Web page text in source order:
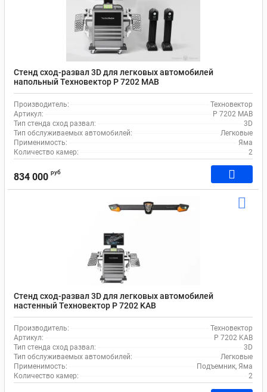
Стенд сход-развал 3D для легковых автомобилей
напольный Техновектор P 7202 MAB
Производитель:
Техновектор
Артикул:
P 7202 MAB
Тип стенда сход развал:
3D
Тип обслуживаемых автомобилей:
Легковые
Применимость:
Яма
Количество камер:
2
834 000 руб
Стенд сход-развал 3D для легковых автомобилей
настенный Техновектор P 7202 KAB
Производитель:
Техновектор
Артикул:
P 7202 KAB
Тип стенда сход развал:
3D
Тип обслуживаемых автомобилей:
Легковые
Применимость:
Подъемник, Яма
Количество камер:
2